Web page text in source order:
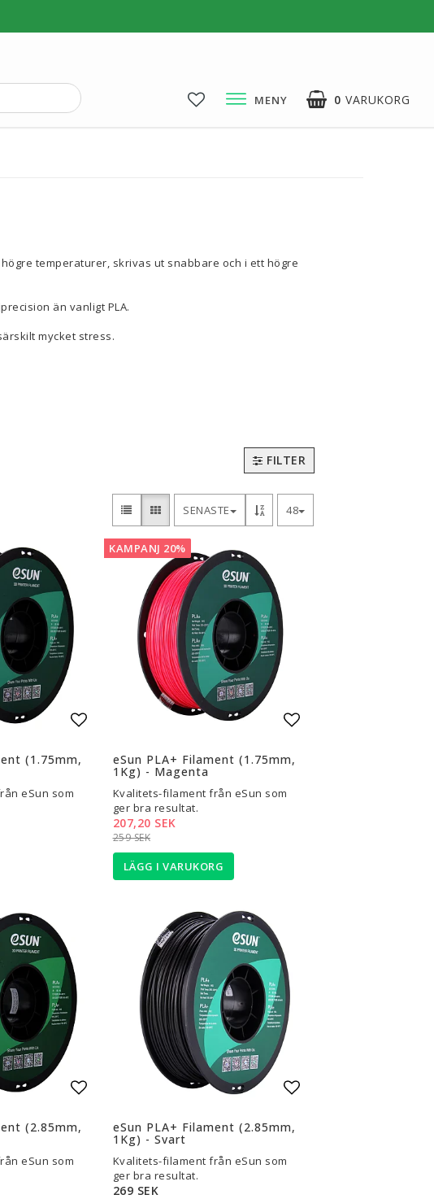
0 VARUKORG
MENY
Filament till 3D-Pennor
temperaturer, skrivas ut snabbare och i ett högre
än vanligt PLA.
mycket stress.
FILTER
SENASTE 48
(1.75mm,
eSun som
KAMPANJ 20%
eSun PLA+ Filament (1.75mm,
1Kg) - Magenta
Kvalitets-filament från eSun som
ger bra resultat.
259 SEK
207,20 SEK
LÄGG I VARUKORG
(2.85mm,
eSun som
eSun PLA+ Filament (2.85mm,
1Kg) - Svart
Kvalitets-filament från eSun som
ger bra resultat.
269 SEK